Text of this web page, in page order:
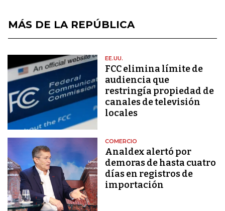
MÁS DE LA REPÚBLICA
EE.UU.
FCC elimina límite de
audiencia que
restringía propiedad de
canales de televisión
locales
COMERCIO
Analdex alertó por
demoras de hasta cuatro
días en registros de
importación